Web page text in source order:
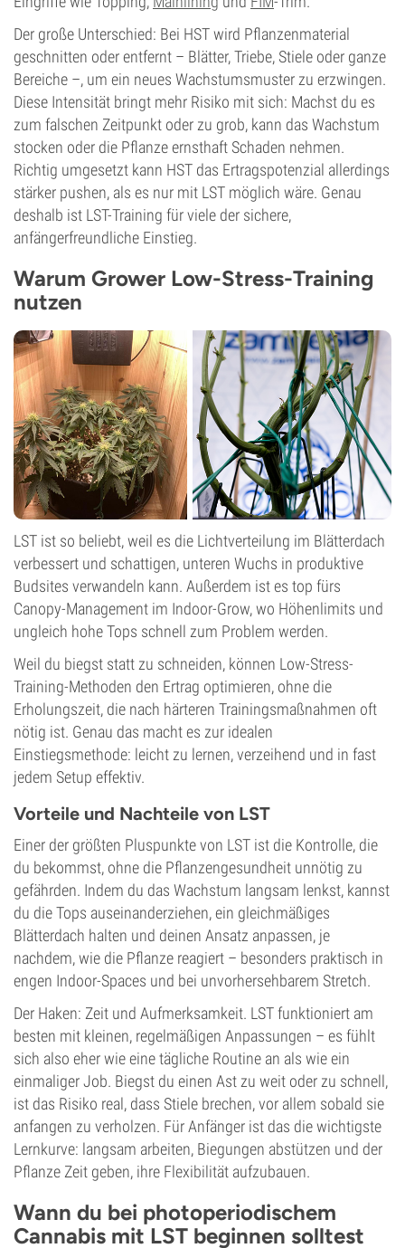
Der große Unterschied: Bei HST wird Pflanzenmaterial
geschnitten oder entfernt – Blätter, Triebe, Stiele oder ganze
Bereiche –, um ein neues Wachstumsmuster zu erzwingen.
Diese Intensität bringt mehr Risiko mit sich: Machst du es
zum falschen Zeitpunkt oder zu grob, kann das Wachstum
stocken oder die Pflanze ernsthaft Schaden nehmen.
Richtig umgesetzt kann HST das Ertragspotenzial allerdings
stärker pushen, als es nur mit LST möglich wäre. Genau
deshalb ist LST-Training für viele der sichere,
anfängerfreundliche Einstieg.
Warum Grower Low-Stress-Training
nutzen
LST ist so beliebt, weil es die Lichtverteilung im Blätterdach
verbessert und schattigen, unteren Wuchs in produktive
Budsites verwandeln kann. Außerdem ist es top fürs
Canopy-Management im Indoor-Grow, wo Höhenlimits und
ungleich hohe Tops schnell zum Problem werden.
Weil du biegst statt zu schneiden, können Low-Stress-
Training-Methoden den Ertrag optimieren, ohne die
Erholungszeit, die nach härteren Trainingsmaßnahmen oft
nötig ist. Genau das macht es zur idealen
Einstiegsmethode: leicht zu lernen, verzeihend und in fast
jedem Setup effektiv.
Vorteile und Nachteile von LST
Einer der größten Pluspunkte von LST ist die Kontrolle, die
du bekommst, ohne die Pflanzengesundheit unnötig zu
gefährden. Indem du das Wachstum langsam lenkst, kannst
du die Tops auseinanderziehen, ein gleichmäßiges
Blätterdach halten und deinen Ansatz anpassen, je
nachdem, wie die Pflanze reagiert – besonders praktisch in
engen Indoor-Spaces und bei unvorhersehbarem Stretch.
Der Haken: Zeit und Aufmerksamkeit. LST funktioniert am
besten mit kleinen, regelmäßigen Anpassungen – es fühlt
sich also eher wie eine tägliche Routine an als wie ein
einmaliger Job. Biegst du einen Ast zu weit oder zu schnell,
ist das Risiko real, dass Stiele brechen, vor allem sobald sie
anfangen zu verholzen. Für Anfänger ist das die wichtigste
Lernkurve: langsam arbeiten, Biegungen abstützen und der
Pflanze Zeit geben, ihre Flexibilität aufzubauen.
Wann du bei photoperiodischem
Cannabis mit LST beginnen solltest